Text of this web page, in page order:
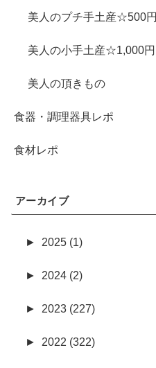
美人のプチ手土産☆500円
美人の小手土産☆1,000円
美人の頂きもの
食器・調理器具レポ
食材レポ
アーカイブ
► 2025 (1)
► 2024 (2)
► 2023 (227)
► 2022 (322)